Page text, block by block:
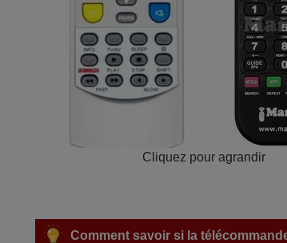
Cliquez pour agrandir
Comment savoir si la